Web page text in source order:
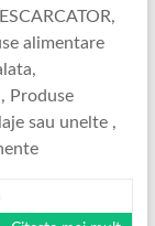
alimentare
Produse
sau unelte ,